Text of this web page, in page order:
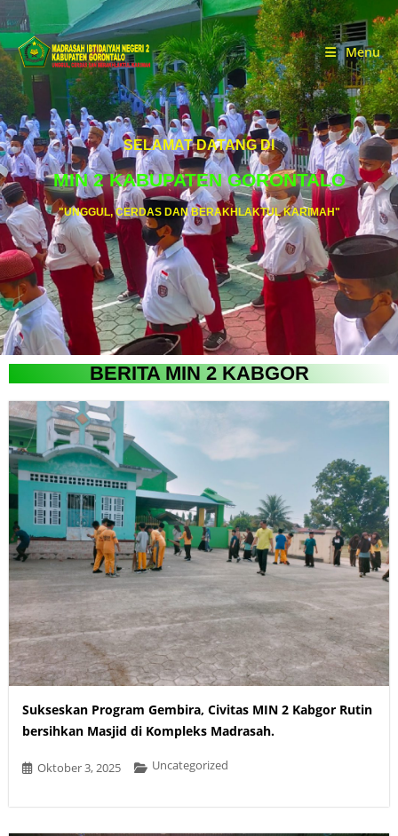
Menu
SELAMAT DATANG DI
MIN 2 KABUPATEN GORONTALO
"UNGGUL, CERDAS DAN BERAKHLAKTUL KARIMAH"
BERITA MIN 2 KABGOR
Sukseskan Program Gembira, Civitas MIN 2 Kabgor Rutin
bersihkan Masjid di Kompleks Madrasah.
Oktober 3, 2025 Uncategorized